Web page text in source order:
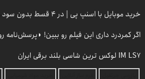
خرید موبایل با اسنپ پی | در ۴ قسط بدون سود و کارمزد!
اگر کمردرد داری این فیلم رو ببین! ◗پرسش‌نامه
IM LS7 لوکس ترین شاسی بلند برقی ایران